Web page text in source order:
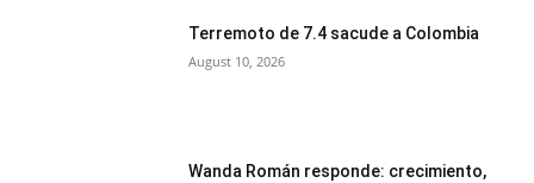
Terremoto de 7.4 sacude a Colombia
August 10, 2026
Wanda Román responde: crecimiento,